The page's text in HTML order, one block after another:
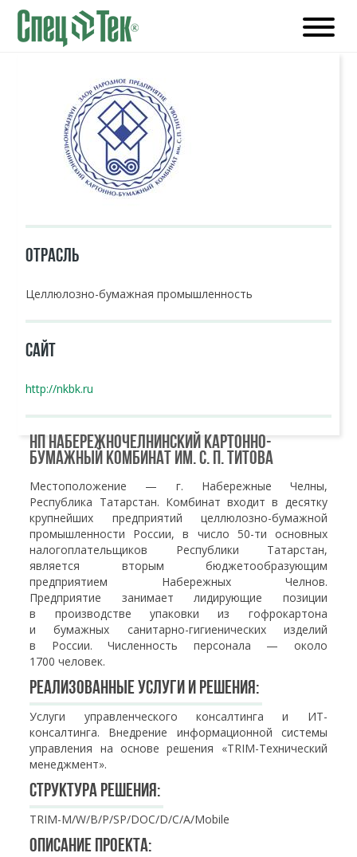
ОТРАСЛЬ
Целлюлозно-бумажная промышленность
САЙТ
http://nkbk.ru
НП Набережночелнинский картонно-
бумажный комбинат им. С. П. Титова
Местоположение — г. Набережные Челны,
Республика Татарстан. Комбинат входит в десятку
крупнейших предприятий целлюлозно-бумажной
промышленности России, в число 50-ти основных
налогоплательщиков Республики Татарстан,
является вторым бюджетообразующим
предприятием Набережных Челнов.
Предприятие занимает лидирующие позиции
в производстве упаковки из гофрокартона
и бумажных санитарно-гигиенических изделий
в России. Численность персонала — около
1700 человек.
Реализованные услуги и решения:
Услуги управленческого консалтинга и ИТ-
консалтинга. Внедрение информационной системы
управления на основе решения «TRIM-Технический
менеджмент».
Структура решения:
TRIM-M/W/B/P/SP/DOC/D/C/A/Mobile
Описание проекта: